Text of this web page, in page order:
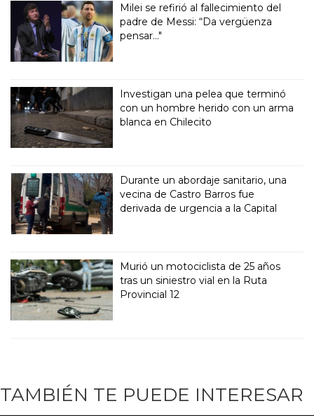
Milei se refirió al fallecimiento del
padre de Messi: “Da vergüenza
pensar..."
Investigan una pelea que terminó
con un hombre herido con un arma
blanca en Chilecito
Durante un abordaje sanitario, una
vecina de Castro Barros fue
derivada de urgencia a la Capital
Murió un motociclista de 25 años
tras un siniestro vial en la Ruta
Provincial 12
TAMBIÉN TE PUEDE INTERESAR